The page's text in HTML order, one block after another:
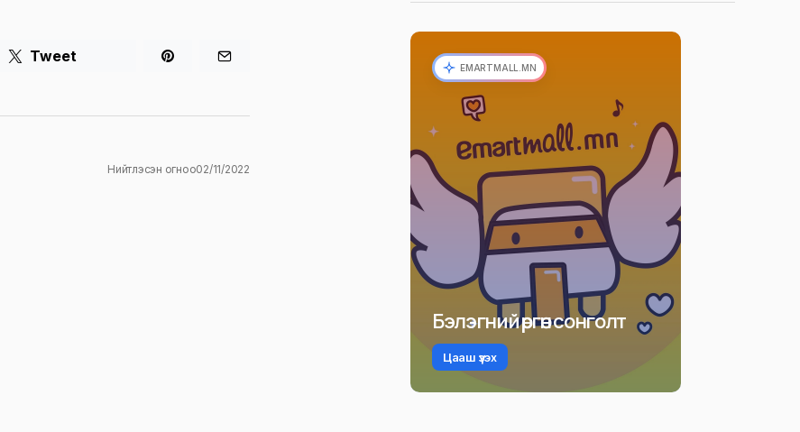
Tweet
Нийтлэсэн огноо02/11/2022
EMARTMALL.MN
Бэлэгний өргөн сонголт
Цааш үзэх